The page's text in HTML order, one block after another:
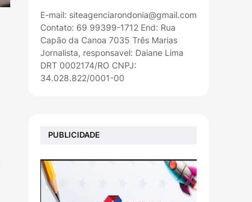
E-mail: siteagenciarondonia@gmail.com
Contato: 69 99399-1712 End: Rua
Capão da Canoa 7035 Três Marias
Jornalista, responsavel: Daiane Lima
DRT 0002174/RO CNPJ:
34.028.822/0001-00
PUBLICIDADE